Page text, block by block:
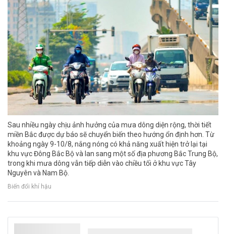
Sau nhiều ngày chịu ảnh hưởng của mưa dông diện rộng, thời tiết
miền Bắc được dự báo sẽ chuyển biến theo hướng ổn định hơn. Từ
khoảng ngày 9-10/8, nắng nóng có khả năng xuất hiện trở lại tại
khu vực Đông Bắc Bộ và lan sang một số địa phương Bắc Trung Bộ,
trong khi mưa dông vẫn tiếp diễn vào chiều tối ở khu vực Tây
Nguyên và Nam Bộ.
Biến đổi khí hậu